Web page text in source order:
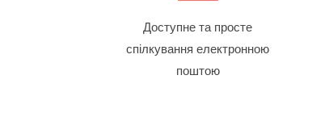
Доступне та просте
спілкування електронною
поштою